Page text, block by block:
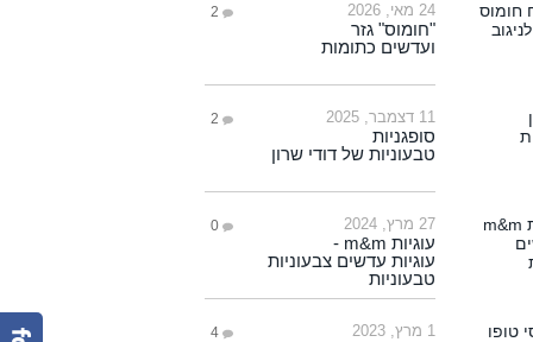
24 מאי, 2026 2
"חומוס" גזר
ועדשים כתומות
11 דצמבר, 2025 2
סופגניות
טבעוניות של דודי שרון
27 מרץ, 2024 0
עוגיות m&m -
עוגיות עדשים צבעוניות
טבעוניות
1 מרץ, 2023 4